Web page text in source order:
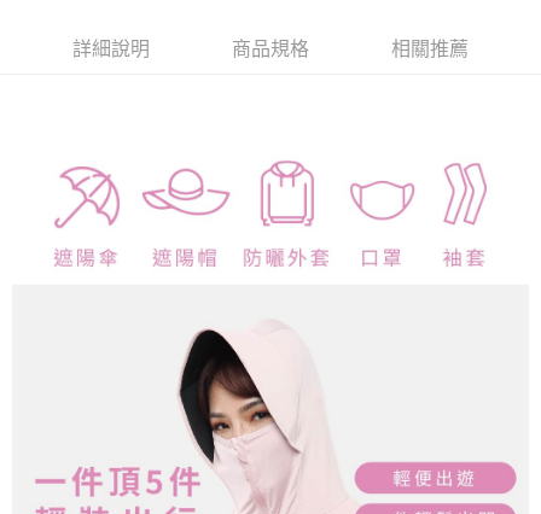
付款後7-11取貨
每筆NT$100，滿NT$899(含以上)免運費
詳細說明 商品規格 相關推薦